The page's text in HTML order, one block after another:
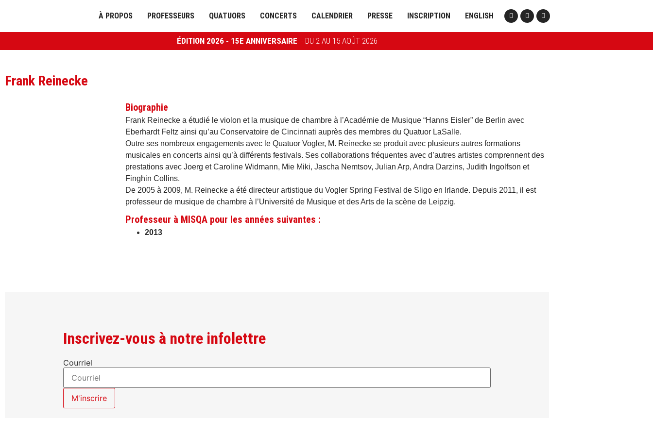
À PROPOS PROFESSEURS QUATUORS CONCERTS CALENDRIER PRESSE INSCRIPTION ENGLISH
ÉDITION 2026 - 15E ANNIVERSAIRE - DU 2 AU 15 AOÛT 2026
Frank Reinecke
Biographie
Frank Reinecke a étudié le violon et la musique de chambre à l’Académie de Musique “Hanns Eisler” de Berlin avec
Eberhardt Feltz ainsi qu’au Conservatoire de Cincinnati auprès des membres du Quatuor LaSalle.
Outre ses nombreux engagements avec le Quatuor Vogler, M. Reinecke se produit avec plusieurs autres formations
musicales en concerts ainsi qu’à différents festivals. Ses collaborations fréquentes avec d’autres artistes comprennent des
prestations avec Joerg et Caroline Widmann, Mie Miki, Jascha Nemtsov, Julian Arp, Andra Darzins, Judith Ingolfson et
Finghin Collins.
De 2005 à 2009, M. Reinecke a été directeur artistique du Vogler Spring Festival de Sligo en Irlande. Depuis 2011, il est
professeur de musique de chambre à l’Université de Musique et des Arts de la scène de Leipzig.
Professeur à MISQA pour les années suivantes :
2013
Inscrivez-vous à notre infolettre
Courriel